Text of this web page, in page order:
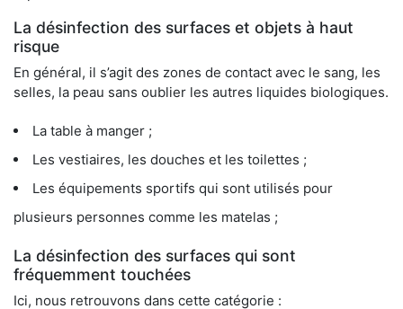
La désinfection des surfaces et objets à haut
risque
En général, il s’agit des zones de contact avec le sang, les
selles, la peau sans oublier les autres liquides biologiques.
La table à manger ;
Les vestiaires, les douches et les toilettes ;
Les équipements sportifs qui sont utilisés pour
plusieurs personnes comme les matelas ;
La désinfection des surfaces qui sont
fréquemment touchées
Ici, nous retrouvons dans cette catégorie :